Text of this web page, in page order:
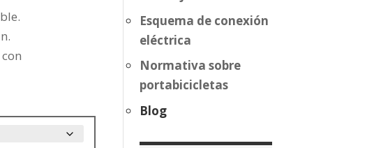
Esquema de conexión
eléctrica
Normativa sobre
portabicicletas
Blog